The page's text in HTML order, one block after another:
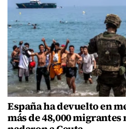
España ha devuelto en
más de 48,000